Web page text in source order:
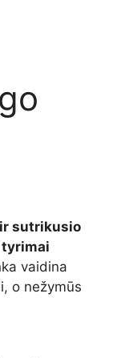
sutrikusio
vaidina
o nežymūs